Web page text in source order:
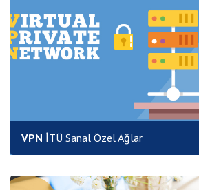
VPN İTÜ Sanal Özel Ağlar